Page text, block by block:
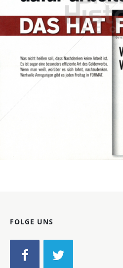
FORMAT
Verlagsgruppe
2008
FOLGE UNS